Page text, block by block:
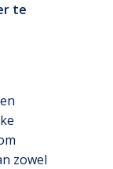
te
zowel